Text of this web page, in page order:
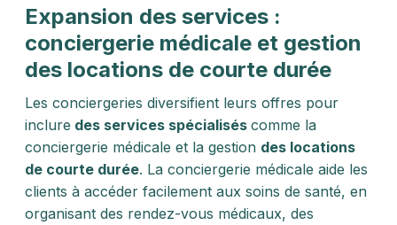
Expansion des services :
conciergerie médicale et gestion
des locations de courte durée
Les conciergeries diversifient leurs offres pour
inclure des services spécialisés comme la
conciergerie médicale et la gestion des locations
de courte durée. La conciergerie médicale aide les
clients à accéder facilement aux soins de santé, en
organisant des rendez-vous médicaux, des